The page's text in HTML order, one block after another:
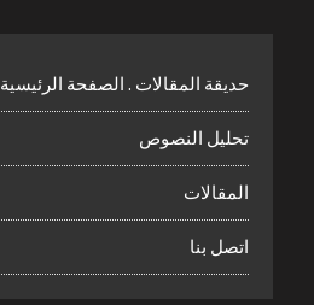
حديقة المقالات . الصفحة الرئيسية
تحليل النصوص
المقالات
اتصل بنا